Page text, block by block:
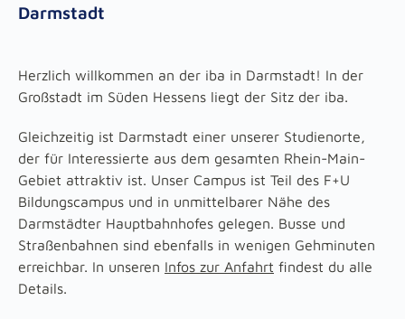
Darmstadt
Herzlich willkommen an der iba in Darmstadt! In der
Großstadt im Süden Hessens liegt der Sitz der iba.
Gleichzeitig ist Darmstadt einer unserer Studienorte,
der für Interessierte aus dem gesamten Rhein-Main-
Gebiet attraktiv ist. Unser Campus ist Teil des F+U
Bildungscampus und in unmittelbarer Nähe des
Darmstädter Hauptbahnhofes gelegen. Busse und
Straßenbahnen sind ebenfalls in wenigen Gehminuten
erreichbar. In unseren Infos zur Anfahrt findest du alle
Details.